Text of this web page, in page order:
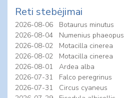
Reti stebėjimai
2026-08-06
Botaurus minutus
2026-08-04
Numenius phaeopus
2026-08-02
Motacilla cinerea
2026-08-02
Motacilla cinerea
2026-08-01
Ardea alba
2026-07-31
Falco peregrinus
2026-07-31
Circus cyaneus